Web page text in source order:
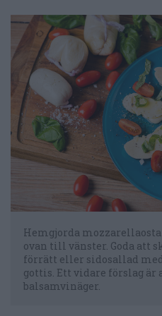
Hemgjorda
ovan till vänster. Goda att
förrätt eller sidosallad
gottis. Ett vidare förslag
balsamvinäger.